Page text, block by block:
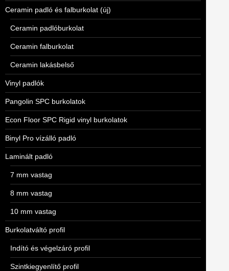
Ceramin padló és falburkolat (új)
Ceramin padlóburkolat
Ceramin falburkolat
Ceramin lakásbelső
Vinyl padlók
Pangolin SPC burkolatok
Econ Floor SPC Rigid vinyl burkolatok
Binyl Pro vízálló padló
Laminált padló
7 mm vastag
8 mm vastag
10 mm vastag
Burkolatváltó profil
Indító és végelzáró profil
Szintkiegyenlítő profil